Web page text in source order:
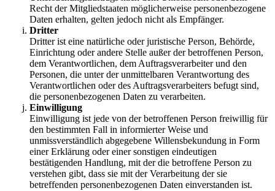
Recht der Mitgliedstaaten möglicherweise personenbezogene
Daten erhalten, gelten jedoch nicht als Empfänger.
Dritter
Dritter ist eine natürliche oder juristische Person, Behörde,
Einrichtung oder andere Stelle außer der betroffenen Person,
dem Verantwortlichen, dem Auftragsverarbeiter und den
Personen, die unter der unmittelbaren Verantwortung des
Verantwortlichen oder des Auftragsverarbeiters befugt sind,
die personenbezogenen Daten zu verarbeiten.
Einwilligung
Einwilligung ist jede von der betroffenen Person freiwillig für
den bestimmten Fall in informierter Weise und
unmissverständlich abgegebene Willensbekundung in Form
einer Erklärung oder einer sonstigen eindeutigen
bestätigenden Handlung, mit der die betroffene Person zu
verstehen gibt, dass sie mit der Verarbeitung der sie
betreffenden personenbezogenen Daten einverstanden ist.